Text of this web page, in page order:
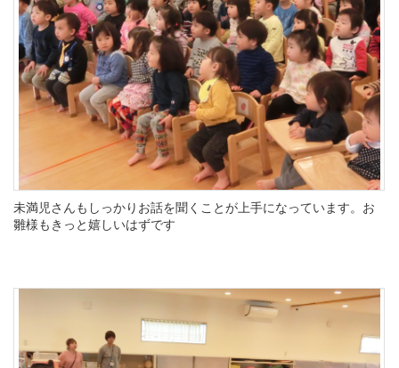
未満児さんもしっかりお話を聞くことが上手になっています。お
雛様もきっと嬉しいはずです